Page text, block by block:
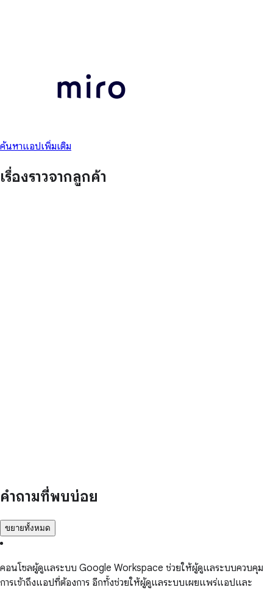
ค้นหาแอปเพิ่มเติม
เรื่องราวจากลูกค้า
คำถามที่พบบ่อย
ขยายทั้งหมด
คอนโซลผู้ดูแลระบบ Google Workspace ช่วยให้ผู้ดูแลระบบควบคุม
การเข้าถึงแอปที่ต้องการ อีกทั้งช่วยให้ผู้ดูแลระบบเผยแพร่แอปและ